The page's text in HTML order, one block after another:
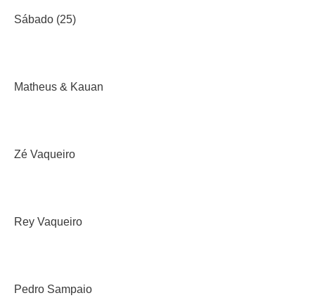
Sábado (25)
Matheus & Kauan
Zé Vaqueiro
Rey Vaqueiro
Pedro Sampaio